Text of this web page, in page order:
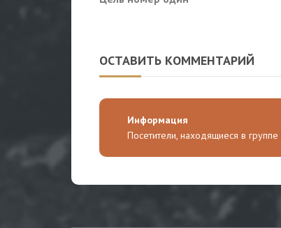
ОСТАВИТЬ КОММЕНТАРИЙ
Информация
Посетители, находящиеся в группе